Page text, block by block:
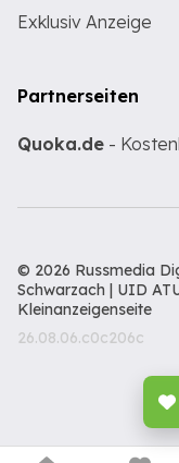
Exklusiv Anzeige
Partnerseiten
Quoka.de -
© 2026 Russmedia
Schwarzach | UID
Kleinanzeigenseite
26.08.06.c0c206c